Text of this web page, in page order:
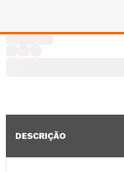
DESCRIÇÃO